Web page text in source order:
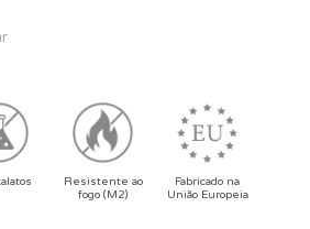
Resistente ao
fogo (M2)
Fabricado na
União Europeia